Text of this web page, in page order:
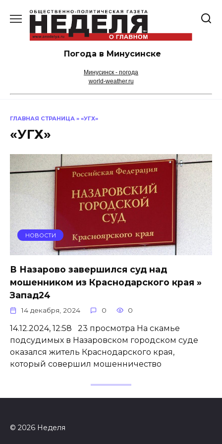
содержанию
Погода в Минусинске
Минусинск - погода
world-weather.ru
ГЛАВНАЯ СТРАНИЦА » «УГХ»
«УГХ»
НОВОСТИ
В Назарово завершился суд над
мошенником из Краснодарского края »
Запад24
14 декабря, 2024 0 0
14.12.2024, 12:58 23 просмотра На скамье
подсудимых в Назаровском городском суде
оказался житель Краснодарского края,
который совершил мошенничество
© 2026 Неделя